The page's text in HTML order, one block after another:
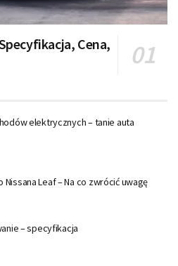
Cena,
elektrycznych – tanie auta
Leaf – Na co zwrócić uwagę
– specyfikacja